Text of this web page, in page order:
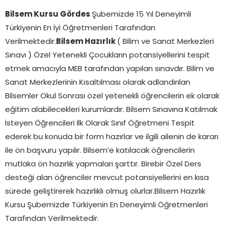
Bilsem Kursu Gördes Şubemizde 15 Yıl Deneyimli
Türkiyenin En İyi Öğretmenleri Tarafından
Verilmektedir. Bilsem Hazırlık ( Bilim ve Sanat Merkezleri
Sınavı ) Özel Yetenekli Çocukların potansiyellerini tespit
etmek amacıyla MEB tarafından yapılan sınavdır. Bilim ve
Sanat Merkezlerinin Kısaltılması olarak adlandırılan
Bilsemler Okul Sonrası özel yetenekli öğrencilerin ek olarak
eğitim alabilecekleri kurumlardır. Bilsem Sınavına Katılmak
İsteyen Öğrencileri İlk Olarak Sınıf Öğretmeni Tespit
ederek bu konuda bir form hazırlar ve ilgili ailenin de kararı
ile ön başvuru yapılır. Bilsem’e katılacak öğrencilerin
mutlaka ön hazırlık yapmaları şarttır. Birebir Özel Ders
desteği alan öğrenciler mevcut potansiyellerini en kısa
sürede geliştirerek hazırlıklı olmuş olurlar.Bilsem Hazırlık
Kursu Şubemizde Türkiyenin En Deneyimli Öğretmenleri
Tarafından Verilmektedir.